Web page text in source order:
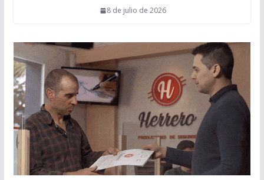
8 de julio de 2026